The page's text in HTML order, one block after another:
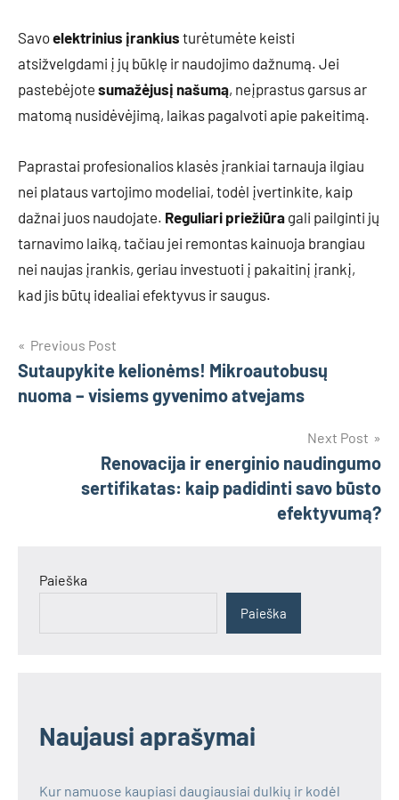
Savoelektrinius įrankius turėtumėte keisti
atsižvelgdami į jų būklę ir naudojimo dažnumą. Jei
pastebėjote sumažėjusį našumą, neįprastus garsus ar
matomą nusidėvėjimą, laikas pagalvoti apie pakeitimą.
Paprastai profesionalios klasės įrankiai tarnauja ilgiau
nei plataus vartojimo modeliai, todėl įvertinkite, kaip
dažnai juos naudojate. Reguliari priežiūra gali pailginti jų
tarnavimo laiką, tačiau jei remontas kainuoja brangiau
nei naujas įrankis, geriau investuoti į pakaitinį įrankį,
kad jis būtų idealiai efektyvus ir saugus.
Navigacija
tarp
Previous Post
Sutaupykite kelionėms! Mikroautobusų
nuoma – visiems gyvenimo atvejams
Next Post
Renovacija ir energinio naudingumo
sertifikatas: kaip padidinti savo būsto
efektyvumą?
Paieška
Paieška
Naujausi aprašymai
Kur namuose kaupiasi daugiausiai dulkių ir kodėl